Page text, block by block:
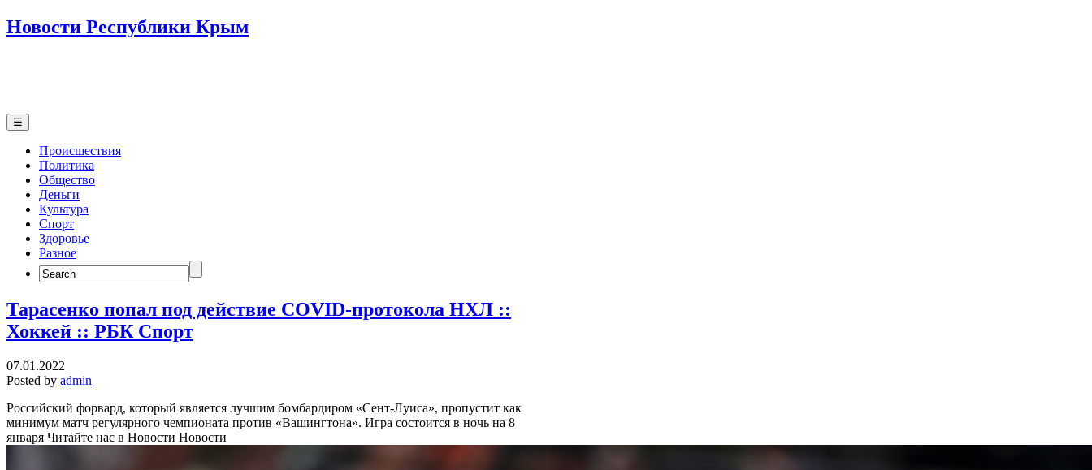
Новости Республики Крым
☰
Происшествия
Политика
Общество
Деньги
Культура
Спорт
Здоровье
Разное
Search
for:
Тарасенко попал под действие COVID-протокола НХЛ ::
Хоккей :: РБК Спорт
07.01.2022
Posted by admin
Российский форвард, который является лучшим бомбардиром «Сент-Луиса», пропустит как
минимум матч регулярного чемпионата против «Вашингтона». Игра состоится в ночь на 8
января Читайте нас в Новости Новости